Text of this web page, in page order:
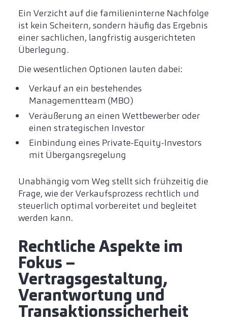
Ein Verzicht auf die familieninterne Nachfolge
ist kein Scheitern, sondern häufig das Ergebnis
einer sachlichen, langfristig ausgerichteten
Überlegung.
Die wesentlichen Optionen lauten dabei:
Verkauf an ein bestehendes
Managementteam (MBO)
Veräußerung an einen Wettbewerber oder
einen strategischen Investor
Einbindung eines Private-Equity-Investors
mit Übergangsregelung
Unabhängig vom Weg stellt sich frühzeitig die
Frage, wie der Verkaufsprozess rechtlich und
steuerlich optimal vorbereitet und begleitet
werden kann.
Rechtliche Aspekte im
Fokus –
Vertragsgestaltung,
Verantwortung und
Transaktionssicherheit